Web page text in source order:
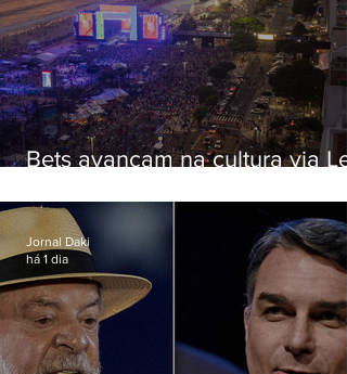
Bets avançam na cultura via Lei
artistas
Jornal Daki
há 1 dia